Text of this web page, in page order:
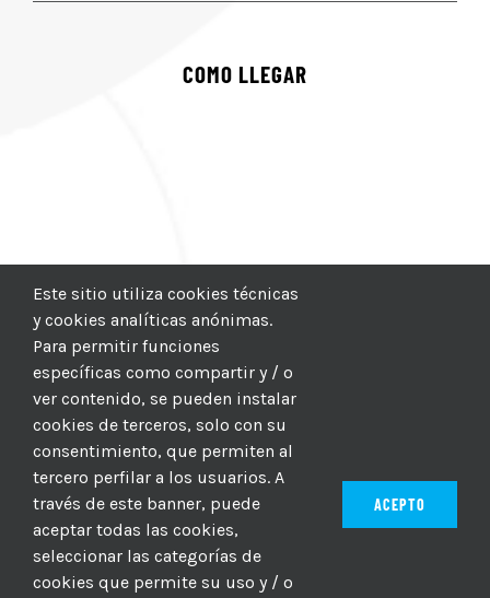
COMO LLEGAR
© 2012–2025 |CICIC| Hosting: Hosting Para PYMES
Este sitio utiliza cookies técnicas
y cookies analíticas anónimas.
Para permitir funciones
específicas como compartir y / o
ver contenido, se pueden instalar
cookies de terceros, solo con su
consentimiento, que permiten al
tercero perfilar a los usuarios. A
través de este banner, puede
aceptar todas las cookies,
seleccionar las categorías de
cookies que permite su uso y / o
ACEPTO